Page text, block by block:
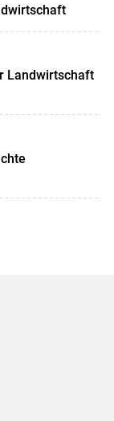
Landwirtschaft